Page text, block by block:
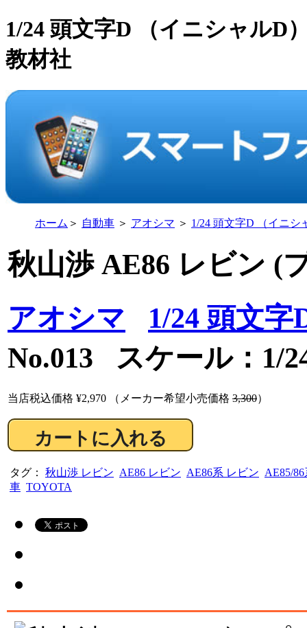
1/24 頭文字D （イニシャルD
教材社
ホーム ＞ 自動車 ＞ アオシマ ＞ 1/24 頭文字D （イニシ
秋山渉 AE86 レビン (
アオシマ
1/24 頭文
No.013 スケール：1/
当店税込価格 ¥2,970 （メーカー希望小売価格 3,300）
タグ： 秋山渉 レビン AE86 レビン AE86系 レビン AE85/
車 TOYOTA